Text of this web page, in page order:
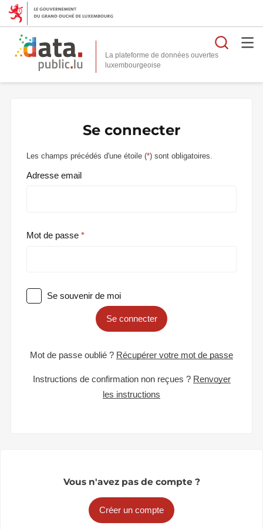
La plateforme de données ouvertes
Se connecter
Les champs précédés d'une étoile (*) sont obligatoires.
Adresse email
Mot de passe
Se souvenir de moi
Se connecter
Mot de passe oublié ? Récupérer votre mot de passe
Instructions de confirmation non reçues ? Renvoyer
les instructions
Vous n'avez pas de compte ?
Créer un compte